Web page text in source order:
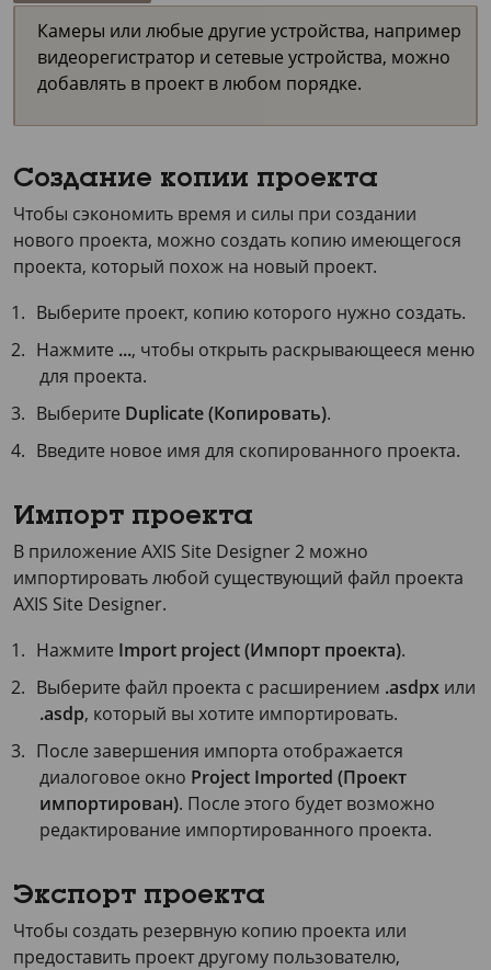
Камеры или любые другие устройства, например
видеорегистратор и сетевые устройства, можно
добавлять в проект в любом порядке.
Создание копии проекта
Чтобы сэкономить время и силы при создании
нового проекта, можно создать копию имеющегося
проекта, который похож на новый проект.
Выберите проект, копию которого нужно создать.
Нажмите ..., чтобы открыть раскрывающееся меню
для проекта.
Выберите Duplicate (Копировать).
Введите новое имя для скопированного проекта.
Импорт проекта
В приложение AXIS Site Designer 2 можно
импортировать любой существующий файл проекта
AXIS Site Designer.
Нажмите Import project (Импорт проекта).
Выберите файл проекта с расширением .asdpx или
.asdp, который вы хотите импортировать.
После завершения импорта отображается
диалоговое окно Project Imported (Проект
импортирован). После этого будет возможно
редактирование импортированного проекта.
Экспорт проекта
Чтобы создать резервную копию проекта или
предоставить проект другому пользователю,